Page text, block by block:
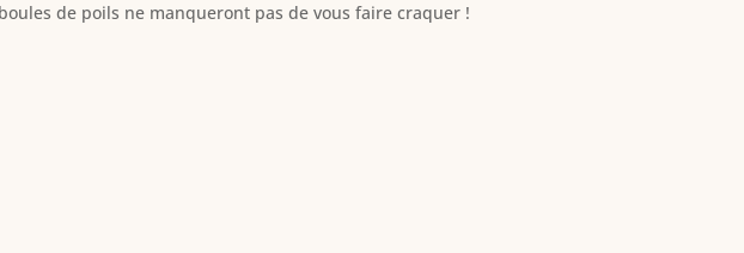
de poils ne manqueront pas de vous faire craquer !